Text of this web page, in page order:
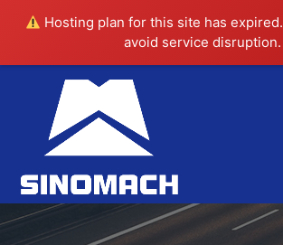
Hosting plan for this site has expired.
avoid service disruption.